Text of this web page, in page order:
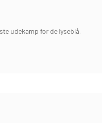
udekamp for de lyseblå,